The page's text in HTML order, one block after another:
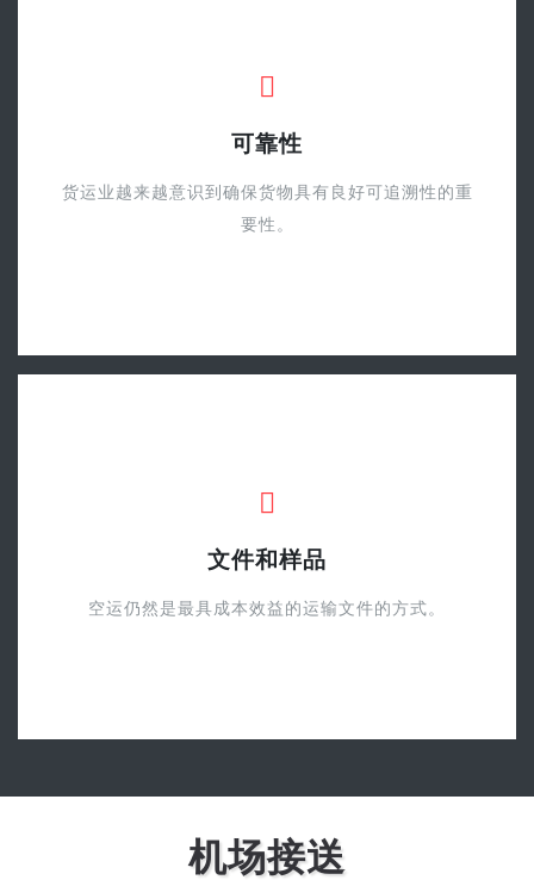
可靠性
货运业越来越意识到确保货物具有良好可追溯性的重
要性。
文件和样品
空运仍然是最具成本效益的运输文件的方式。
机场接送